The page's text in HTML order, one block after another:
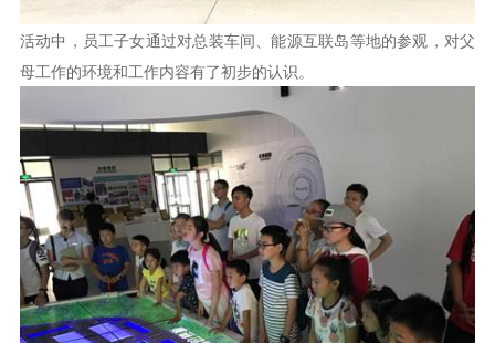
活动中，员工子女通过对总装车间、能源互联岛等地的参观，对父
母工作的环境和工作内容有了初步的认识。